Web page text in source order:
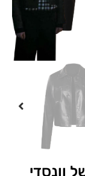
וונסדי